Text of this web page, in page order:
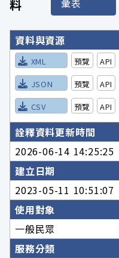
料
詮釋資料詳細內容
資料與資源
XML 預覽 API
JSON 預覽 API
CSV 預覽 API
詮釋資料更新時間
2026-06-14 14:25:25
建立日期
2023-05-11 10:51:07
使用對象
一般民眾
服務分類